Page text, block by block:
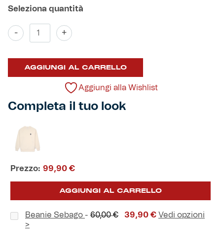
Caffè Boasi x Genoa
Isolani x Genoa
Gift Card Online Store
Fortissimo batte il mio cuor
-
Maglione
Lana
quantità
+
AGGIUNGI AL CARRELLO
Aggiungi alla Wishlist
Completa il tuo look
Prezzo: 99,90 €
AGGIUNGI AL CARRELLO
Beanie Sebago - 60,00€ 39,90 €IlVedi opzioni
>